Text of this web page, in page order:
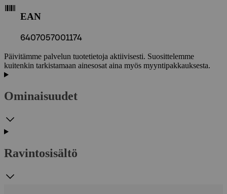
EAN
6407057001174
Päivitämme palvelun tuotetietoja aktiivisesti. Suosittelemme
kuitenkin tarkistamaan ainesosat aina myös myyntipakkauksesta.
Ominaisuudet
Ravintosisältö